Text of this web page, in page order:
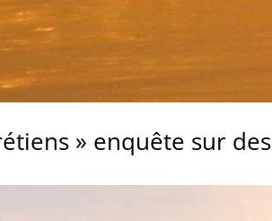
» enquête sur des